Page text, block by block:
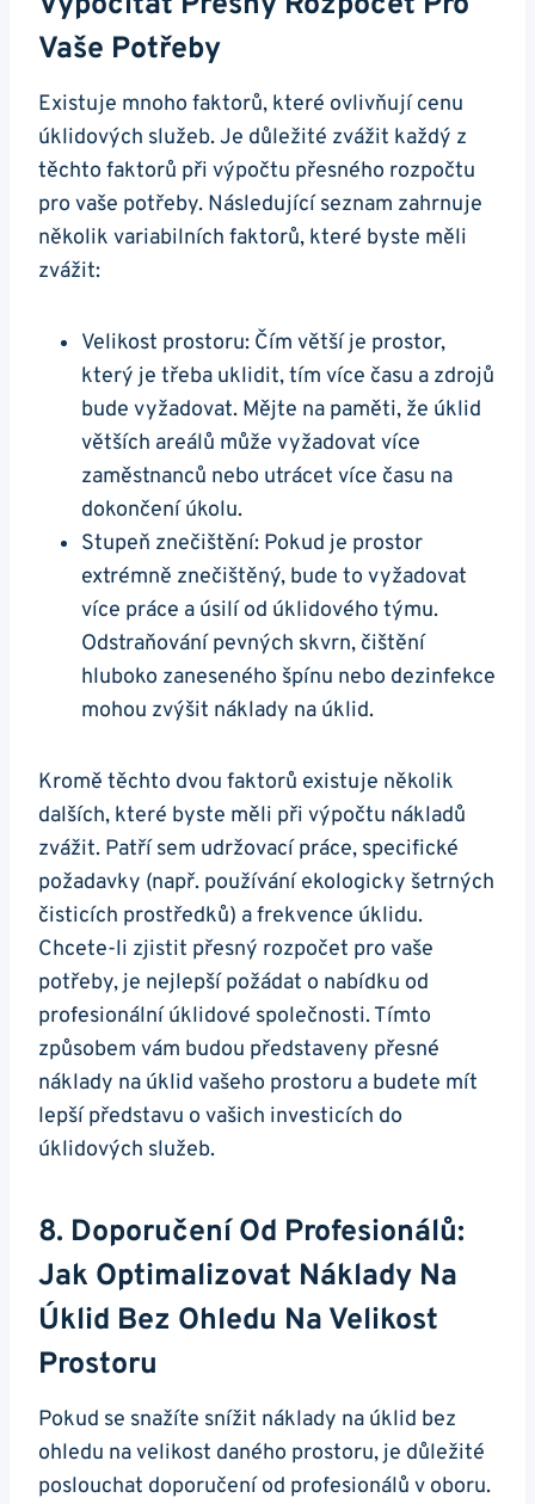
Vaše Potřeby
Existuje mnoho faktorů, které ovlivňují cenu
úklidových služeb. Je důležité zvážit každý z
těchto faktorů při výpočtu přesného rozpočtu
pro vaše potřeby. Následující seznam zahrnuje
několik variabilních faktorů, které byste měli
zvážit:
Velikost prostoru: Čím větší je prostor,
který je třeba uklidit, tím více času a zdrojů
bude vyžadovat. Mějte na paměti, že úklid
větších areálů může vyžadovat více
zaměstnanců nebo utrácet více času na
dokončení úkolu.
Stupeň znečištění: Pokud je prostor
extrémně znečištěný, bude to vyžadovat
více práce a úsilí od úklidového týmu.
Odstraňování pevných skvrn, čištění
hluboko zaneseného špínu nebo dezinfekce
mohou zvýšit náklady na úklid.
Kromě těchto dvou faktorů existuje několik
dalších, které byste měli při výpočtu nákladů
zvážit. Patří sem udržovací práce, specifické
požadavky (např. používání ekologicky šetrných
čisticích prostředků) a frekvence úklidu.
Chcete-li zjistit přesný rozpočet pro vaše
potřeby, je nejlepší požádat o nabídku od
profesionální úklidové společnosti. Tímto
způsobem vám budou představeny přesné
náklady na úklid vašeho prostoru a budete mít
lepší představu o vašich investicích do
úklidových služeb.
8. Doporučení Od Profesionálů:
Jak Optimalizovat Náklady Na
Úklid Bez Ohledu Na Velikost
Prostoru
Pokud se snažíte snížit náklady na úklid bez
ohledu na velikost daného prostoru, je důležité
poslouchat doporučení od profesionálů v oboru.